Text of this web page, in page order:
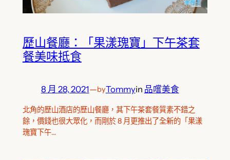
歷山餐廳：「果漾瑰寶」下午茶套
餐美味抵食
8 月 28, 2021—byTommyin 品嚐美食
北角的歷山酒店的歷山餐廳，其下午茶套餐質素不錯之
餘，價錢也很大眾化，而剛於 8 月更推出了全新的「果漾
瑰寶下午…